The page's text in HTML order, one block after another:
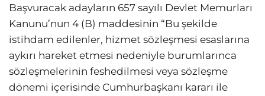
Başvuracak adayların 657 sayılı Devlet Memurları
Kanunu’nun 4 (B) maddesinin “Bu şekilde
istihdam edilenler, hizmet sözleşmesi esaslarına
aykırı hareket etmesi nedeniyle burumlarınca
sözleşmelerinin feshedilmesi veya sözleşme
dönemi içerisinde Cumhurbaşkanı kararı ile